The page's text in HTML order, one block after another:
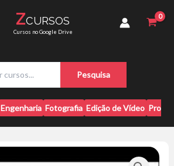
ZCURSOS
Cursos no Google Drive
s
q
u
i
a
r
Pesquisa
Engenharia Fotografia Edição de Vídeo